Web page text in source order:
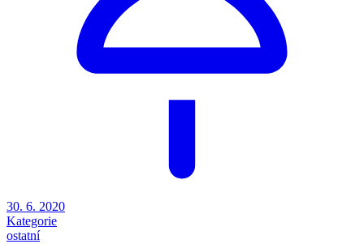
30. 6. 2020
Kategorie
ostatní